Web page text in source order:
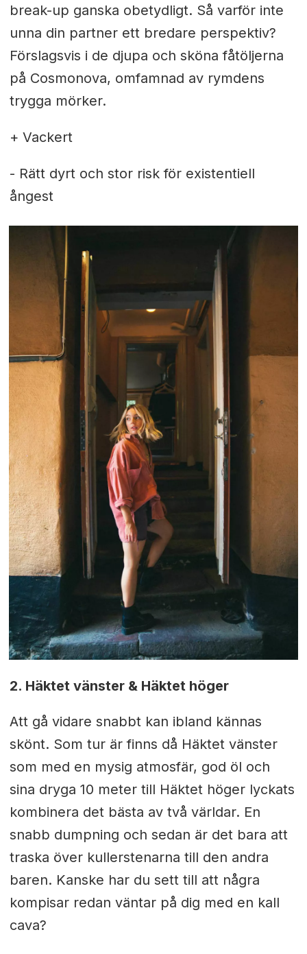
break-up ganska obetydligt. Så varför inte
unna din partner ett bredare perspektiv?
Förslagsvis i de djupa och sköna fåtöljerna
på Cosmonova, omfamnad av rymdens
trygga mörker.
+ Vackert
- Rätt dyrt och stor risk för existentiell
ångest
2. Häktet vänster & Häktet höger
Att gå vidare snabbt kan ibland kännas
skönt. Som tur är finns då Häktet vänster
som med en mysig atmosfär, god öl och
sina dryga 10 meter till Häktet höger lyckats
kombinera det bästa av två världar. En
snabb dumpning och sedan är det bara att
traska över kullerstenarna till den andra
baren. Kanske har du sett till att några
kompisar redan väntar på dig med en kall
cava?